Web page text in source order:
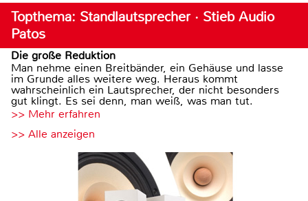
Topthema: Standlautsprecher · Stieb Audio
Patos
Die große Reduktion
Man nehme einen Breitbänder, ein Gehäuse und lasse
im Grunde alles weitere weg. Heraus kommt
wahrscheinlich ein Lautsprecher, der nicht besonders
gut klingt. Es sei denn, man weiß, was man tut.
>> Mehr erfahren
>> Alle anzeigen